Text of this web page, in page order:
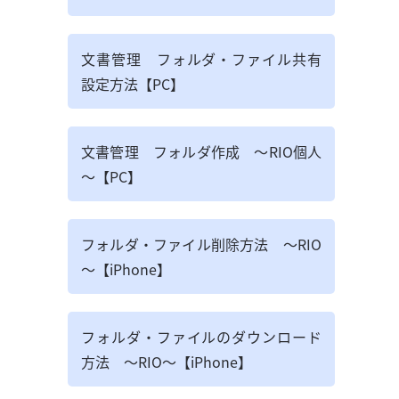
文書管理 フォルダ・ファイル共有
設定方法【PC】
文書管理 フォルダ作成 ～RIO個人
～【PC】
フォルダ・ファイル削除方法 ～RIO
～【iPhone】
フォルダ・ファイルのダウンロード
方法 ～RIO～【iPhone】